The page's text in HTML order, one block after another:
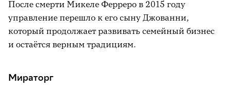
После смерти Микеле Ферреро в 2015 году
управление перешло к его сыну Джованни,
который продолжает развивать семейный бизнес
и остаётся верным традициям.
Мираторг